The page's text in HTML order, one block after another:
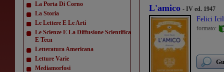
La Porta Di Corno
La Storia
Le Lettere E Le Arti
Le Scienze E La Diffusione Scientifica
E Tecn
Letteratura Americana
Letture Varie
Mediamorfosi
L'amico - IV ed. 1947
Felici
formato:
...